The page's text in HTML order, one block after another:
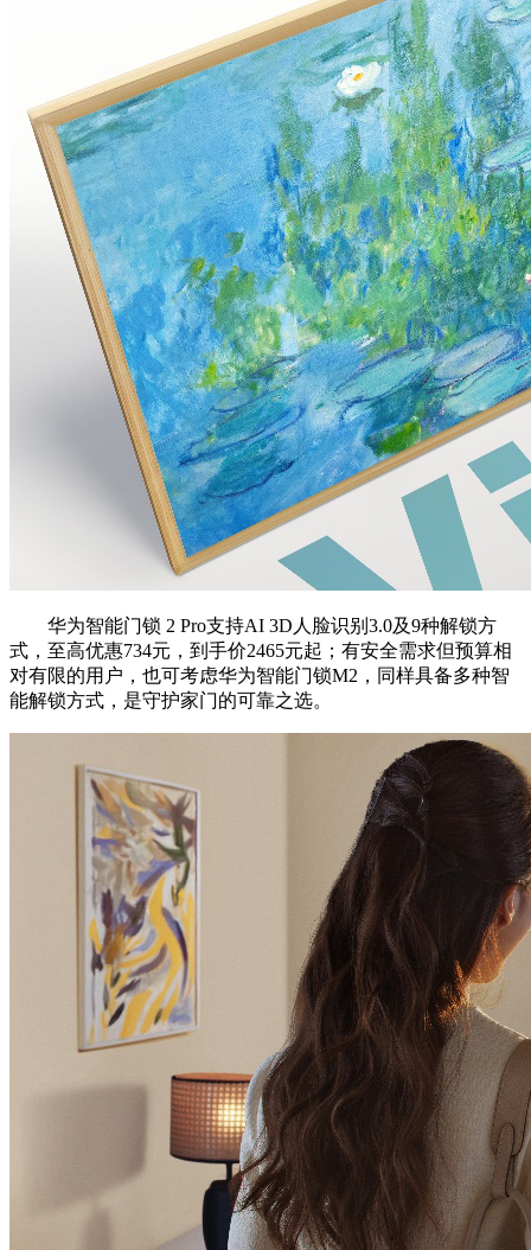
华为智能门锁 2 Pro支持AI 3D人脸识别3.0及9种解锁方
式，至高优惠734元，到手价2465元起；有安全需求但预算相
对有限的用户，也可考虑华为智能门锁M2，同样具备多种智
能解锁方式，是守护家门的可靠之选。